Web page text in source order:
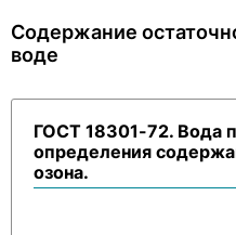
Содержание
воде
ГОСТ 18301-72. Вода
определения
озона.